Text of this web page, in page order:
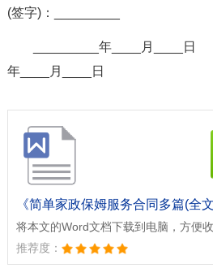
(签字)：_________
_________年____月
年____月____日
将本文的Word文档下载到电脑，方便
推荐度：